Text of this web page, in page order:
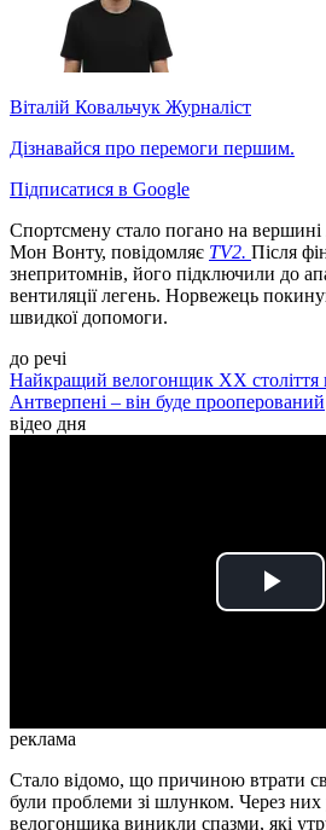
Віталій Ковальчук Журналіст
Дізнавайся про перемоги першим.
Підписатися в Google
Спортсмену стало погано на вершині
Мон Вонту, повідомляє TV2. Після
знепритомнів, його підключили до
вентиляції легень. Норвежець
швидкої допомоги.
до речі
Найкращий велогонщик ХХ століття
Антверпені – він буде прооперований
відео дня
Play
реклама
Стало відомо, що причиною втрати
були проблеми зі шлунком. Через них
велогонщика виникли спазми, які